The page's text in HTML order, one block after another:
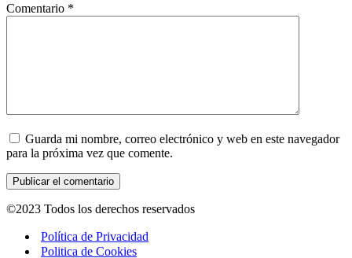
Comentario *
Guarda mi nombre, correo electrónico y web en este navegador
para la próxima vez que comente.
©2023 Todos los derechos reservados
Política de Privacidad
Politica de Cookies